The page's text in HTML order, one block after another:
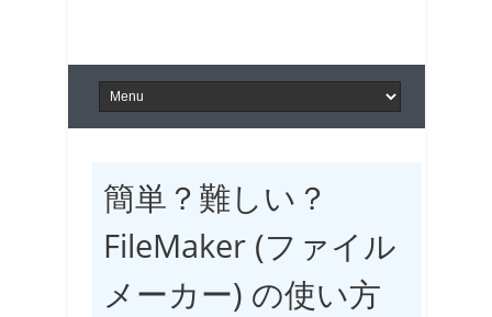
簡単？難しい？
FileMaker (ファイル
メーカー) の使い方